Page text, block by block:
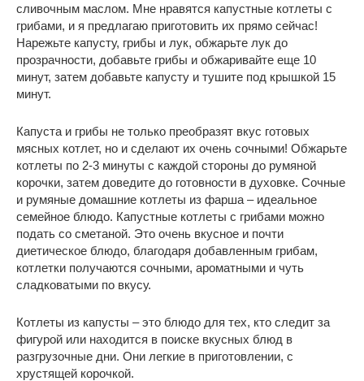
сливочным маслом. Мне нравятся капустные котлеты с
грибами, и я предлагаю приготовить их прямо сейчас!
Нарежьте капусту, грибы и лук, обжарьте лук до
прозрачности, добавьте грибы и обжаривайте еще 10
минут, затем добавьте капусту и тушите под крышкой 15
минут.
Капуста и грибы не только преобразят вкус готовых
мясных котлет, но и сделают их очень сочными! Обжарьте
котлеты по 2-3 минуты с каждой стороны до румяной
корочки, затем доведите до готовности в духовке. Сочные
и румяные домашние котлеты из фарша – идеальное
семейное блюдо. Капустные котлеты с грибами можно
подать со сметаной. Это очень вкусное и почти
диетическое блюдо, благодаря добавленным грибам,
котлетки получаются сочными, ароматными и чуть
сладковатыми по вкусу.
Котлеты из капусты – это блюдо для тех, кто следит за
фигурой или находится в поиске вкусных блюд в
разгрузочные дни. Они легкие в приготовлении, с
хрустящей корочкой.